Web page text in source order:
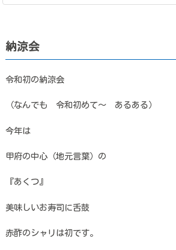
納涼会
令和初の納涼会
（なんでも 令和初めて～ あるある）
今年は
甲府の中心（地元言葉）の
『あくつ』
美味しいお寿司に舌鼓
赤酢のシャリは初です。